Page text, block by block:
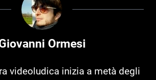
Ormesi
videoludica inizia a metà degli